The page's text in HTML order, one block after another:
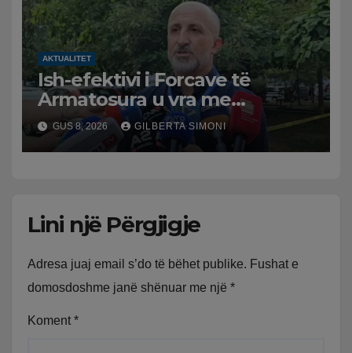
AKTUALITET
Ish-efektivi i Forcave të
Armatosura u vra me
kallashnikov nga shoku i
fëmijërisë, zv. drejtori i
Hetimit: Kishin konflikt të
GUS 8, 2026 GILBERTA SIMONI
Lini një Përgjigje
Adresa juaj email s’do të bëhet publike. Fushat e
domosdoshme janë shënuar me një *
Koment *